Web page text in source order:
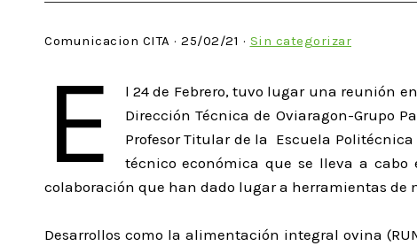
Comunicacion CITA · 25/02/21 · Sin categorizar
E
l 24 de Febrero, tuvo lugar una reunión
Dirección Técnica de Oviaragon-Grupo
Profesor Titular de la Escuela
técnico económica que se lleva a cabo
colaboración que han dado lugar a herramientas de
Desarrollos como la alimentación integral ovina